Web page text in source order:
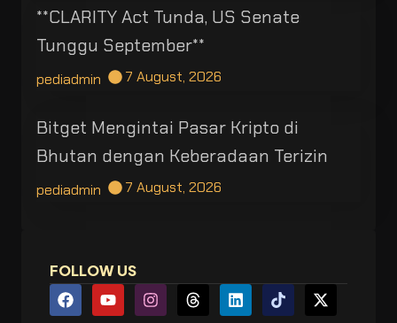
**CLARITY Act Tunda, US Senate
Tunggu September**
pediadmin 7 August, 2026
Bitget Mengintai Pasar Kripto di
Bhutan dengan Keberadaan Terizin
pediadmin 7 August, 2026
FOLLOW US